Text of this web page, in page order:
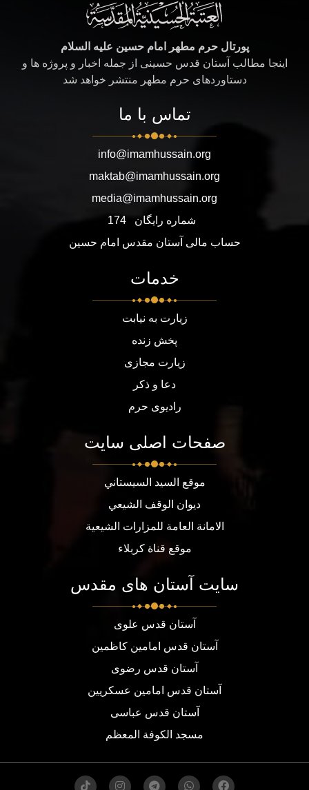
پورتال حرم مطهر امام حسین علیه السلام
اینجا مطالب آستان قدس حسینی از جمله اخبار و پروژه ها و
دستاوردهای حرم مطهر منتشر خواهد شد
تماس با ما
info@imamhussain.org
maktab@imamhussain.org
media@imamhussain.org
شماره رایگان
174
حساب مالی آستان مقدس امام حسین
خدمات
زیارت به نیابت
پخش زنده
زیارت مجازی
دعا و ذکر
رادیوی حرم
صفحات اصلی سایت
موقع السيد السيستاني
ديوان الوقف الشيعي
الامانة العامة للمزارات الشيعية
موقع قناة كربلاء
سایت آستان های مقدس
آستان قدس علوی
آستان قدس امامین کاظمین
آستان قدس رضوی
آستان قدس امامین عسکریین
آستان قدس عباسی
مسجد الكوفة المعظم